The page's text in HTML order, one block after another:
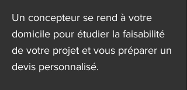
Un concepteur se rend à votre
domicile pour étudier la faisabilité
de votre projet et vous préparer un
devis personnalisé.